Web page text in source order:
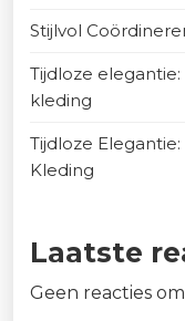
Stijlvol
Tijdloze
kleding
Tijdloze
Kleding
Laatste
Geen reacties